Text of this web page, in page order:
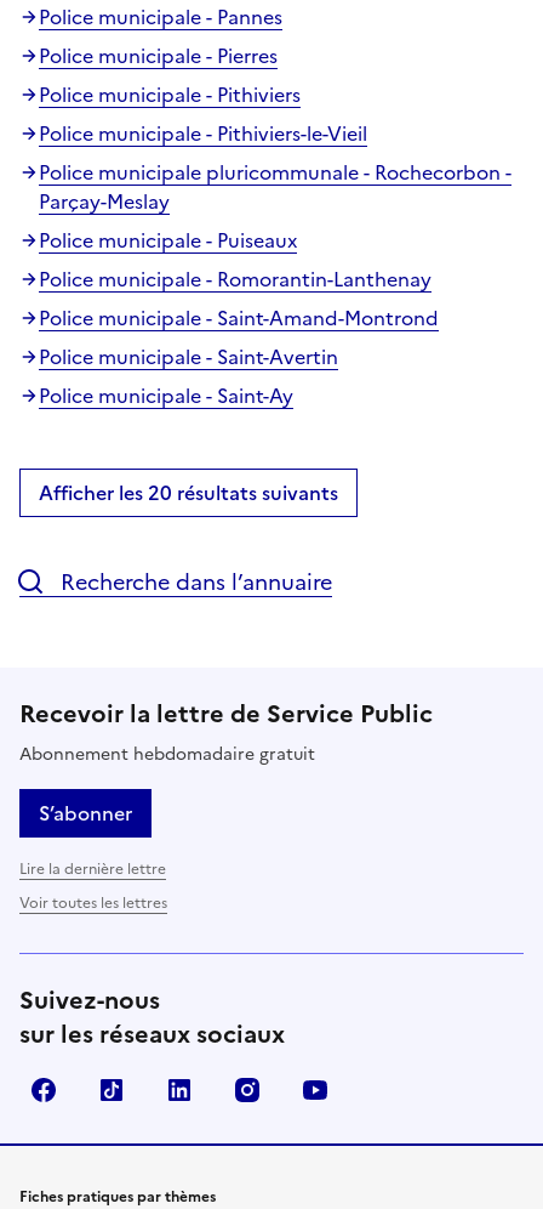
Police municipale - Pannes
Police municipale - Pierres
Police municipale - Pithiviers
Police municipale - Pithiviers-le-Vieil
Police municipale pluricommunale - Rochecorbon -
Parçay-Meslay
Police municipale - Puiseaux
Police municipale - Romorantin-Lanthenay
Police municipale - Saint-Amand-Montrond
Police municipale - Saint-Avertin
Police municipale - Saint-Ay
Afficher les 20 résultats suivants
Recherche dans l’annuaire
Recevoir la lettre de Service Public
Abonnement hebdomadaire gratuit
S’abonner
Lire la dernière lettre
Voir toutes les lettres
Suivez-nous
sur les réseaux sociaux
FacebookTikTok LinkedIn Instagram
Fiches pratiques par thèmes